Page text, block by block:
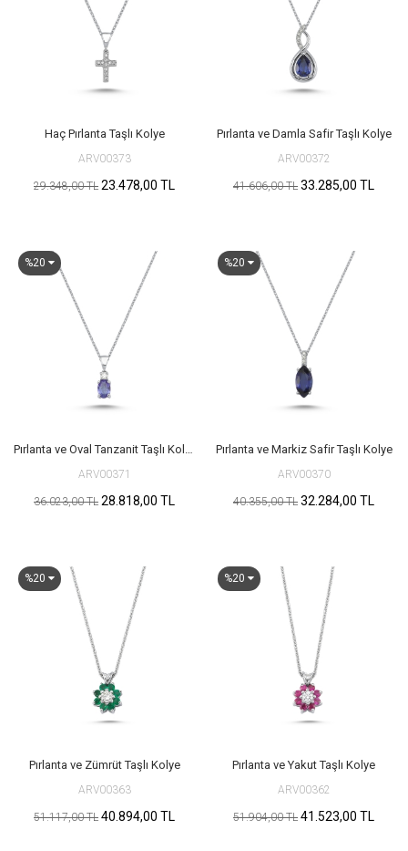
Haç Pırlanta Taşlı Kolye
ARV00373
29.348,00 TL 23.478,00 TL
Pırlanta ve Damla Safir Taşlı Kolye
ARV00372
41.606,00 TL 33.285,00 TL
%20
Pırlanta ve Oval Tanzanit Taşlı Kolye
ARV00371
36.023,00 TL 28.818,00 TL
%20
Pırlanta ve Markiz Safir Taşlı Kolye
ARV00370
40.355,00 TL 32.284,00 TL
%20
Pırlanta ve Zümrüt Taşlı Kolye
ARV00363
51.117,00 TL 40.894,00 TL
%20
Pırlanta ve Yakut Taşlı Kolye
ARV00362
51.904,00 TL 41.523,00 TL